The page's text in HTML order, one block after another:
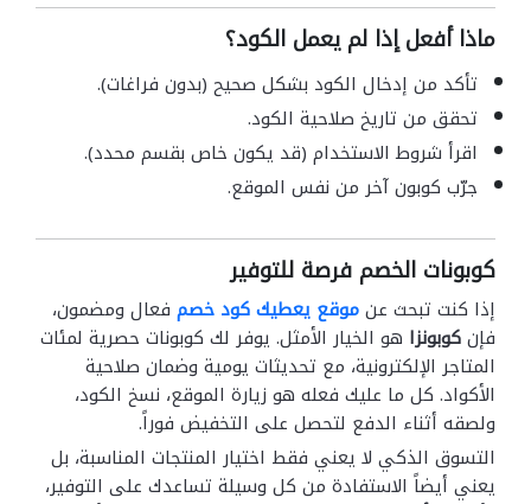
ماذا أفعل إذا لم يعمل الكود؟
تأكد من إدخال الكود بشكل صحيح (بدون فراغات).
تحقق من تاريخ صلاحية الكود.
اقرأ شروط الاستخدام (قد يكون خاص بقسم محدد).
جرّب كوبون آخر من نفس الموقع.
كوبونات الخصم فرصة للتوفير
إذا كنت تبحث عنموقع يعطيك كود خصم فعال ومضمون،
فإنكوبونزا هو الخيار الأمثل. يوفر لك كوبونات حصرية لمئات
المتاجر الإلكترونية، مع تحديثات يومية وضمان صلاحية
الأكواد. كل ما عليك فعله هو زيارة الموقع، نسخ الكود،
ولصقه أثناء الدفع لتحصل على التخفيض فوراً.
التسوق الذكي لا يعني فقط اختيار المنتجات المناسبة، بل
يعني أيضاً الاستفادة من كل وسيلة تساعدك على التوفير،